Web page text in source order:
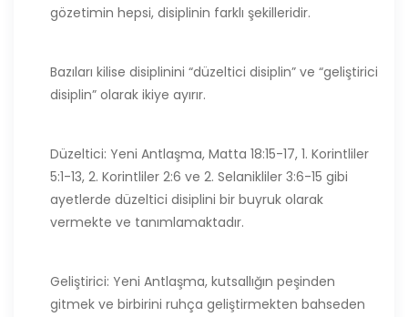
gözetimin hepsi, disiplinin farklı şekilleridir.
Bazıları kilise disiplinini “düzeltici disiplin” ve “geliştirici
disiplin” olarak ikiye ayırır.
Düzeltici: Yeni Antlaşma, Matta 18:15-17, 1. Korintliler
5:1-13, 2. Korintliler 2:6 ve 2. Selanikliler 3:6-15 gibi
ayetlerde düzeltici disiplini bir buyruk olarak
vermekte ve tanımlamaktadır.
Geliştirici: Yeni Antlaşma, kutsallığın peşinden
gitmek ve birbirini ruhça geliştirmekten bahseden